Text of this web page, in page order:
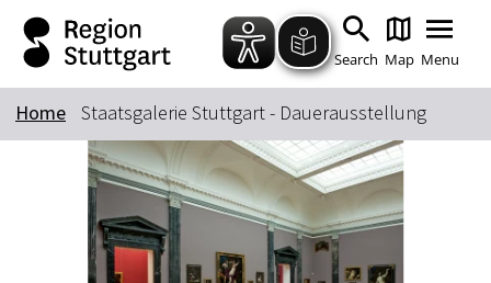
Zum Hauptinhalt springen
Zur Suche springen
Zur Hauptnavigation
Zum Footer springen
Search Map Menu
Keyword
Home Staatsgalerie Stuttgart - Dauerausstellung